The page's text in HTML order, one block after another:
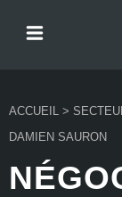
ACCUEIL >
DAMIEN SAURON